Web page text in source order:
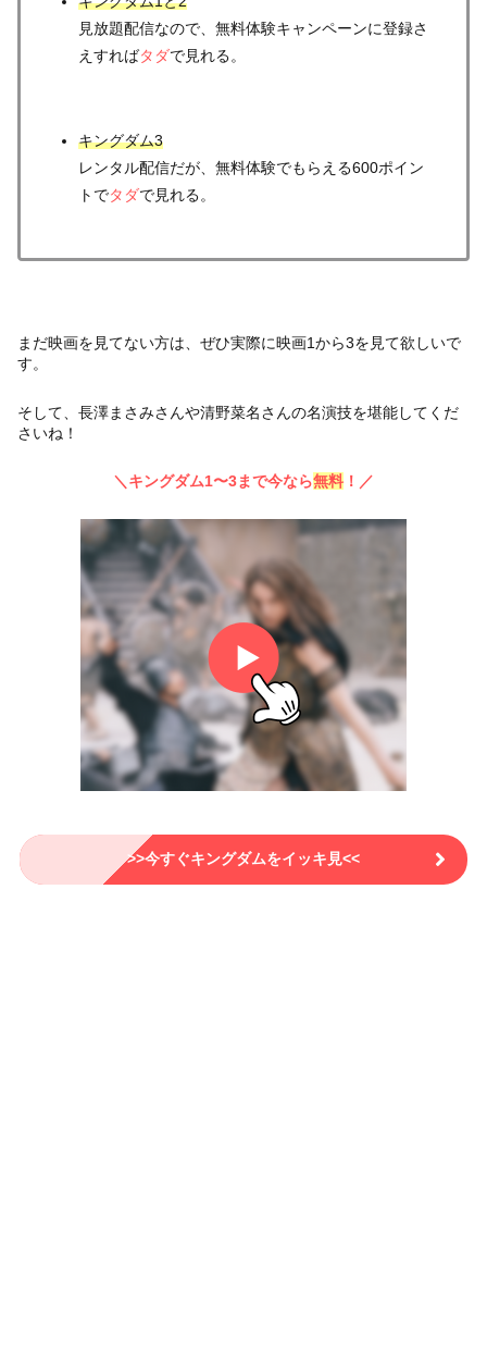
見放題配信なので、無料体験キャンペーンに登録さ
えすればタダで見れる。
キングダム3
レンタル配信だが、無料体験でもらえる600ポイン
トでタダで見れる。
まだ映画を見てない方は、ぜひ実際に映画1から3を見て欲しいで
す。
そして、長澤まさみさんや清野菜名さんの名演技を堪能してくだ
さいね！
＼キングダム1〜3まで今なら無料 ！／
>>今すぐキングダムをイッキ見<<